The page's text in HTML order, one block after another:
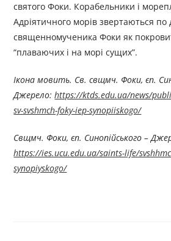
святого Фоки. Корабельники і
Адріятичного морів звертаються по
священномученика Фоки як
“плаваючих і на морі сущих”.
Ікона мовить. Св. свщмч. Фоки, єп.
Джерелo:https://ktds.edu.ua/news/
sv-svshmch-foky-iep-synopiiskogo/
Свщмч. Фоки, єп. Синопійського –
https://ies.ucu.edu.ua/saints-life/
synopiyskogo/